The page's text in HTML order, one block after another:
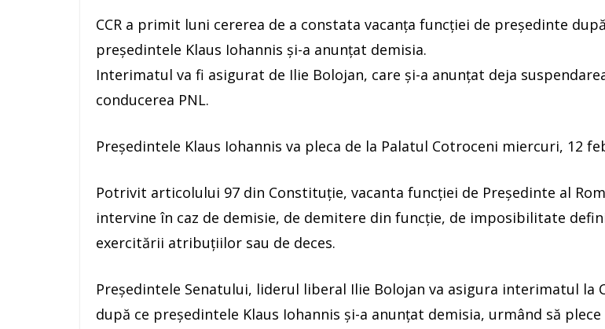
CCR a primit luni cererea de a constata vacanţa funcţiei de preşedinte
preşedintele Klaus Iohannis şi-a anunţat demisia.
Interimatul va fi asigurat de Ilie Bolojan, care şi-a anunţat deja
conducerea PNL.
Preşedintele Klaus Iohannis va pleca de la Palatul Cotroceni miercuri, 12
Potrivit articolului 97 din Constituţie, vacanta funcţiei de Preşedinte al
intervine în caz de demisie, de demitere din funcţie, de imposibilitate
exercitării atribuţiilor sau de deces.
Preşedintele Senatului, liderul liberal Ilie Bolojan va asigura interimatul la
după ce preşedintele Klaus Iohannis şi-a anunţat demisia, urmând să plece